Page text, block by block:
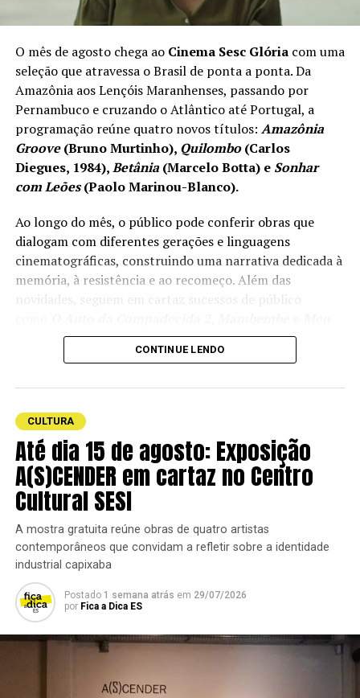
O mês de agosto chega ao Cinema Sesc Glóriacom uma
seleção que atravessa o Brasil de ponta a ponta. Da
Amazônia aos Lençóis Maranhenses, passando por
Pernambuco e cruzando o Atlântico até Portugal, a
programação reúne quatro novos títulos: Amazônia
Groove(Bruno Murtinho), Quilombo(Carlos
Diegues, 1984),Betânia(Marcelo Botta) e Sonhar
com Leões(Paolo Marinou-Blanco).
Ao longo do mês, o público pode conferir obras que
dialogam com diferentes gerações e linguagens
cinematográficas, construindo uma narrativa dedicada à
memória, à resistência e ao recomeço. Além das
novidades, seguem em cartaz sucessos de público
Pé de Laranja Lima.
múltiplos horários. Osingressos são gratuitose
podem ser retirados antecipadamente pela
plataformaLets Events
bilheteria do Centro Cultural Sesc Glória.
CONTINUE LENDO
CULTURA
Até dia 15 de agosto: Exposição
A(S)CENDER em cartaz no Centro
Cultural SESI
A mostra gratuita reúne obras de quatro artistas
contemporâneos que convidam a refletir sobre a identidade
industrial capixaba
Postado 1 semana atrás em 29/07/2026
por Fica a Dica ES